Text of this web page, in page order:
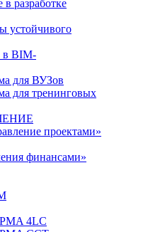
в разработке
устойчивого
в BIM-
для ВУЗов
для тренинговых
проектами»
финансами»
4LC